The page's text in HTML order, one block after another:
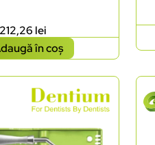
212,26 lei
în coș